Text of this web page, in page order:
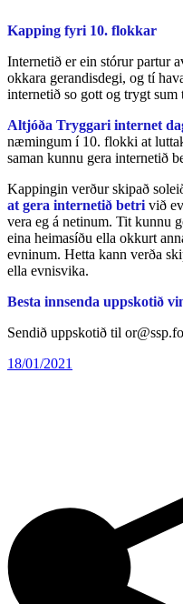
Kapping fyri 10. flokkar
Internetið er ein stórur partur
okkara gerandisdegi, og tí
internetið so gott og trygt sum
Altjóða Tryggari internet
næmingum í 10. flokki at
saman kunnu gera internetið
Kappingin verður skipað
at gera internetið betri við
vera eg á netinum. Tit kunnu
eina heimasíðu ella okkurt
evninum. Hetta kann verða
ella evnisvika.
Besta innsenda uppskotið
Sendið uppskotið til
18/01/2021